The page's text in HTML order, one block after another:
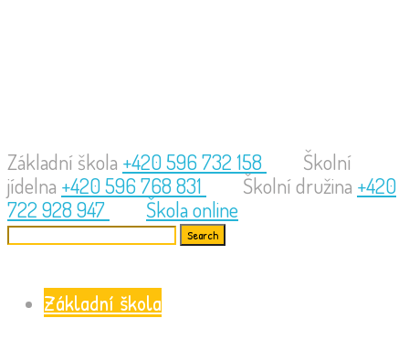
Základní škola +420 596 732 158
Školní
jídelna +420 596 768 831 Školní družina +420
722 928 947
Škola online
Základní škola